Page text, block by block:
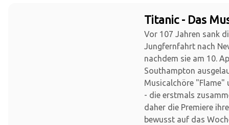
Titanic - Das
Vor 107 Jahren sank
Jungfernfahrt nach
nachdem sie am 10.
Southampton
Musicalchöre "Flame"
- die erstmals
daher die Premiere
bewusst auf das